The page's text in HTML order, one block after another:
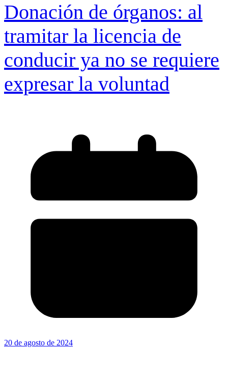
Donación de órganos: al
tramitar la licencia de
conducir ya no se requiere
expresar la voluntad
20 de agosto de 2024